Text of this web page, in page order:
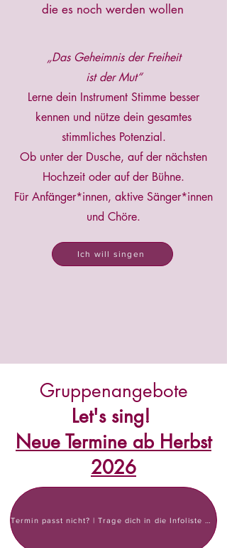
die es noch werden wollen
„Das Geheimnis der Freiheit
ist der Mut“
Lerne dein Instrument Stimme besser
kennen und nütze dein gesamtes
stimmliches Potenzial.
Ob unter der Dusche, auf der nächsten
Hochzeit oder auf der Bühne.
Für Anfänger*innen, aktive Sänger*innen
und Chöre.
Ich will singen
Gruppenangebote
Let's sing!
Neue Termine ab Herbst
2026